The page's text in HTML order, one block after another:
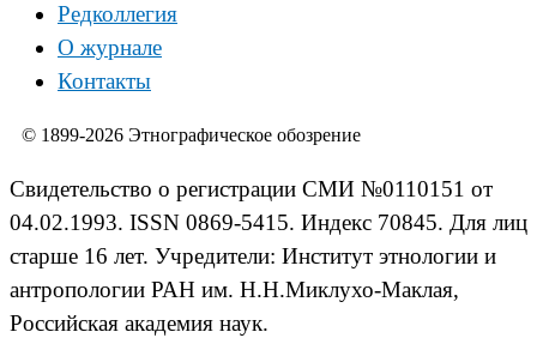
Редколлегия
О журнале
Контакты
© 1899-2026 Этнографическое обозрение
Свидетельство о регистрации СМИ №0110151 от
04.02.1993. ISSN 0869-5415. Индекс 70845. Для лиц
старше 16 лет. Учредители: Институт этнологии и
антропологии РАН им. Н.Н.Миклухо-Маклая,
Российская академия наук.